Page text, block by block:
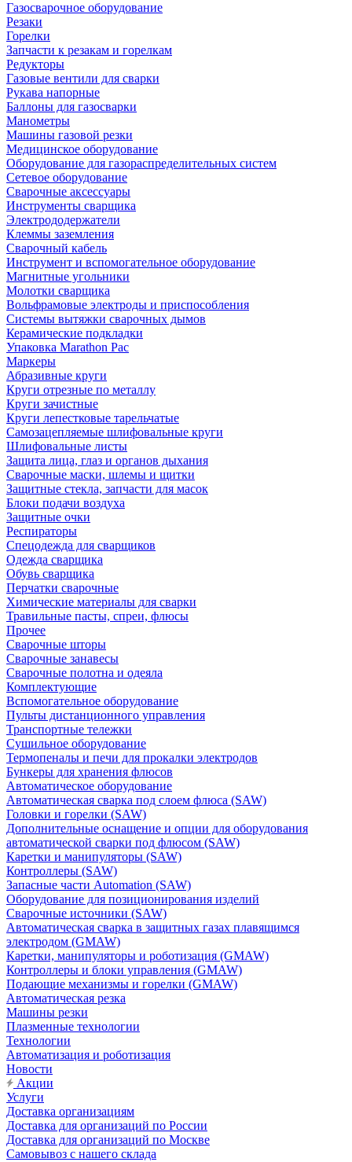
Газосварочное оборудование
Резаки
Горелки
Запчасти к резакам и горелкам
Редукторы
Газовые вентили для сварки
Рукава напорные
Баллоны для газосварки
Манометры
Машины газовой резки
Медицинское оборудование
Оборудование для газораспределительных систем
Сетевое оборудование
Сварочные аксессуары
Инструменты сварщика
Электрододержатели
Клеммы заземления
Сварочный кабель
Инструмент и вспомогательное оборудование
Магнитные угольники
Молотки сварщика
Вольфрамовые электроды и приспособления
Системы вытяжки сварочных дымов
Керамические подкладки
Упаковка Marathon Pac
Маркеры
Абразивные круги
Круги отрезные по металлу
Круги зачистные
Круги лепестковые тарельчатые
Самозацепляемые шлифовальные круги
Шлифовальные листы
Защита лица, глаз и органов дыхания
Сварочные маски, шлемы и щитки
Защитные стекла, запчасти для масок
Блоки подачи воздуха
Защитные очки
Респираторы
Спецодежда для сварщиков
Одежда сварщика
Обувь сварщика
Перчатки сварочные
Химические материалы для сварки
Травильные пасты, спреи, флюсы
Прочее
Сварочные шторы
Сварочные занавесы
Сварочные полотна и одеяла
Комплектующие
Вспомогательное оборудование
Пульты дистанционного управления
Транспортные тележки
Сушильное оборудование
Термопеналы и печи для прокалки электродов
Бункеры для хранения флюсов
Автоматическое оборудование
Автоматическая сварка под слоем флюса (SAW)
Головки и горелки (SAW)
Дополнительные оснащение и опции для оборудования
автоматической сварки под флюсом (SAW)
Каретки и манипуляторы (SAW)
Контроллеры (SAW)
Запасные части Automation (SAW)
Оборудование для позиционирования изделий
Сварочные источники (SAW)
Автоматическая сварка в защитных газах плавящимся
электродом (GMAW)
Каретки, манипуляторы и роботизация (GMAW)
Контроллеры и блоки управления (GMAW)
Подающие механизмы и горелки (GMAW)
Автоматическая резка
Машины резки
Плазменные технологии
Технологии
Автоматизация и роботизация
Новости
Акции
Услуги
Доставка организациям
Доставка для организаций по России
Доставка для организаций по Москве
Самовывоз с нашего склада